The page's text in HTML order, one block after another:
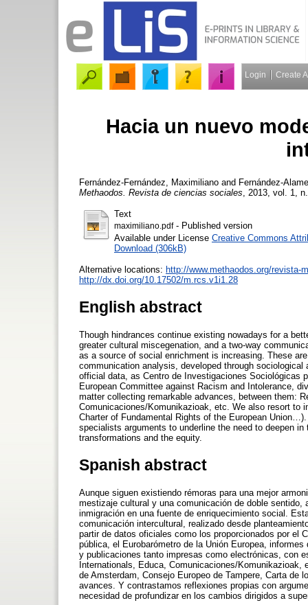
Login Create
Hacia un nuevo
Fernández-Fernández, Maximiliano and Fernández-
Methaodos. Revista de ciencias sociales , 2013, vol. 1,
Text
maximiliano.pdf- Published version
Available under License Creative Commons
Download (306kB)
Alternative locations: http://www.methaodos.org/revista-
http://dx.doi.org/10.17502/m.rcs.v1i1.28
English abstract
Though hindrances continue existing nowadays for a
greater cultural miscegenation, and a two-way
as a source of social enrichment is increasing. These
communication analysis, developed through
official data, as Centro de Investigaciones Sociológicas
European Committee against Racism and Intolerance,
matter collecting remarkable advances, between them:
Comunicaciones/Komunikazioak, etc. We also resort to
Charter of Fundamental Rights of the European
specialists arguments to underline the need to deepen
transformations and the equity.
Spanish abstract
Aunque siguen existiendo rémoras para una mejor
mestizaje cultural y una comunicación de doble
inmigración en una fuente de enriquecimiento social.
comunicación intercultural, realizado desde
partir de datos oficiales como los proporcionados por el
pública, el Eurobarómetro de la Unión Europea,
y publicaciones tanto impresas como electrónicas, con
Internationals, Educa, Comunicaciones/
de Amsterdam, Consejo Europeo de Tampere, Carta
avances. Y contrastamos reflexiones propias con
necesidad de profundizar en los cambios dirigidos a